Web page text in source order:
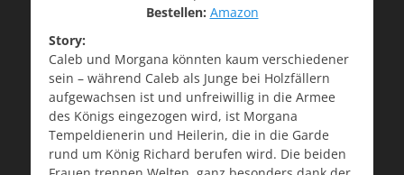
Bestellen: Amazon
Story:
Caleb und Morgana könnten kaum verschiedener
sein – während Caleb als Junge bei Holzfällern
aufgewachsen ist und unfreiwillig in die Armee
des Königs eingezogen wird, ist Morgana
Tempeldienerin und Heilerin, die in die Garde
rund um König Richard berufen wird. Die beiden